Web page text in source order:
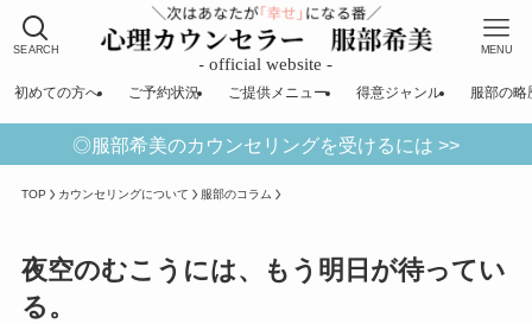
SEARCH MENU
初めての方へ ご予約状況 ご提供メニュー 得意ジャンル 服部の略
◎服部希美のカウンセリングを受けるには >>
TOP カウンセリングについて 服部のコラム
夜空のむこうには、もう明日が待ってい
る。